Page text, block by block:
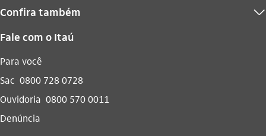
Confira também seta_baixo
Fale com o Itaú
Para você
Sac 0800 728 0728
Ouvidoria 0800 570 0011
Denúncia